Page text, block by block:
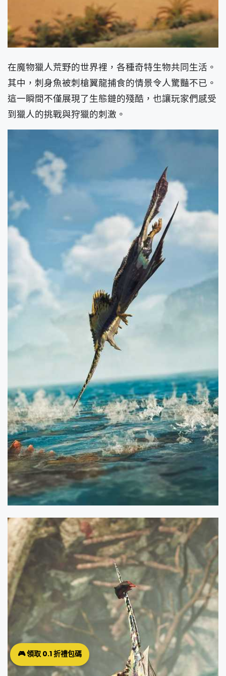
在魔物獵人荒野的世界裡，各種奇特生物共同生活。
其中，刺身魚被刺槍翼龍捕食的情景令人驚豔不已。
這一瞬間不僅展現了生態鏈的殘酷，也讓玩家們感受
到獵人的挑戰與狩獵的刺激。
🎮 領取 0.1 折禮包碼